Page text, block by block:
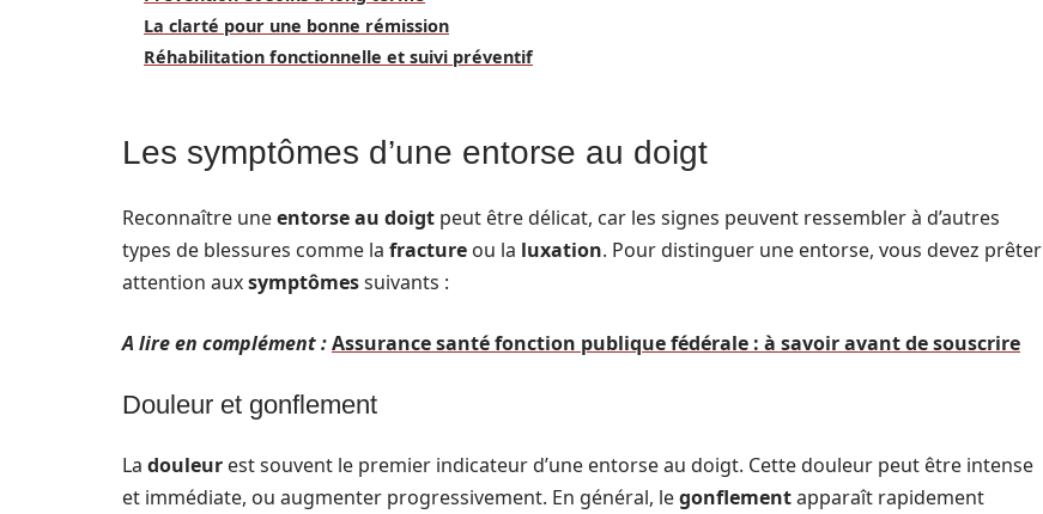
La clarté pour une bonne rémission
Réhabilitation fonctionnelle et suivi préventif
Les symptômes d’une entorse au doigt
Reconnaître uneentorse au doigt peut être délicat, car les signes peuvent ressembler à d’autres
types de blessures comme la fracture ou la luxation. Pour distinguer une entorse, vous devez prêter
attention auxsymptômessuivants :
A lire en complément :Assurance santé fonction publique fédérale : à savoir avant de souscrire
Douleur et gonflement
La douleur est souvent le premier indicateur d’une entorse au doigt. Cette douleur peut être intense
et immédiate, ou augmenter progressivement. En général, legonflementapparaît rapidement